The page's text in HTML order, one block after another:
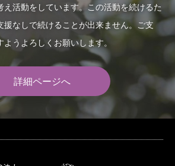
え活動をしています。この活動を続けるた
援なしで続けることが出来ません。ご支
うよろしくお願いします。
詳細ページへ